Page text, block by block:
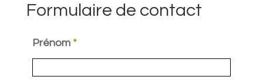
Formulaire de contact
Prénom *